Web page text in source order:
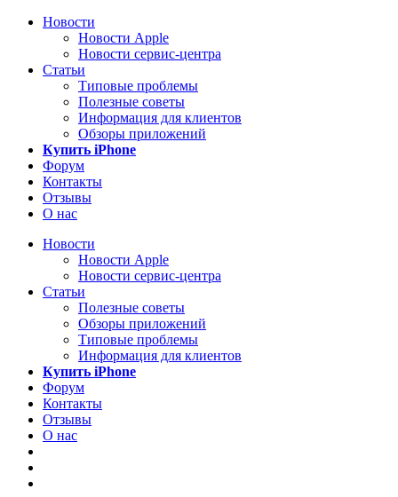
Новости
Новости Apple
Новости сервис-центра
Статьи
Типовые проблемы
Полезные советы
Информация для клиентов
Обзоры приложений
Купить iPhone
Форум
Контакты
Отзывы
О нас
Новости
Новости Apple
Новости сервис-центра
Статьи
Полезные советы
Обзоры приложений
Типовые проблемы
Информация для клиентов
Купить iPhone
Форум
Контакты
Отзывы
О нас